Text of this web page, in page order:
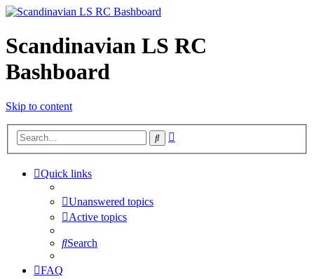
Scandinavian LS RC
Bashboard
Skip to content
Search
Quick links
Unanswered topics
Active topics
Search
FAQ